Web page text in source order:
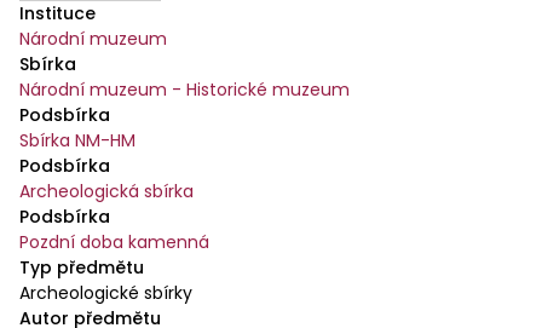
Instituce
Národní muzeum
Sbírka
Národní muzeum - Historické muzeum
Podsbírka
Sbírka NM-HM
Podsbírka
Archeologická sbírka
Podsbírka
Pozdní doba kamenná
Typ předmětu
Archeologické sbírky
Autor předmětu